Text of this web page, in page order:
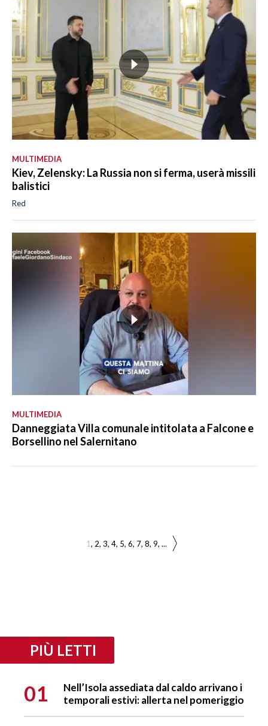
MULTIMEDIA
Kiev, Zelensky: La Russia non si ferma, userà missili
balistici
Red
MULTIMEDIA
Danneggiata Villa comunale intitolata a Falcone e
Borsellino nel Salernitano
1 2 3 4 5 6 7 8 9 ...
PIÙ LETTI
01
Nell’Isola assediata dal caldo arrivano i
temporali estivi: allerta nel pomeriggio